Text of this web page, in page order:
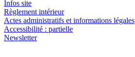
Infos site
Règlement intérieur
Actes administratifs et informations légales
Accessibilité : partielle
Newsletter